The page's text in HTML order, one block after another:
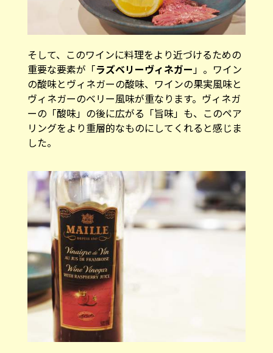
そして、このワインに料理をより近づけるための
重要な要素が「ラズベリーヴィネガー」。ワイン
の酸味とヴィネガーの酸味、ワインの果実風味と
ヴィネガーのベリー風味が重なります。ヴィネガ
ーの「酸味」の後に広がる「旨味」も、このペア
リングをより重層的なものにしてくれると感じま
した。